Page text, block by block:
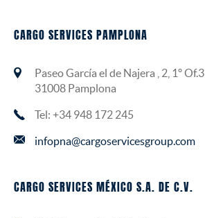
CARGO SERVICES PAMPLONA
Paseo García el de Najera , 2, 1º Of.3
31008 Pamplona
Tel: +34 948 172 245
infopna@cargoservicesgroup.com
CARGO SERVICES MÉXICO S.A. DE C.V.